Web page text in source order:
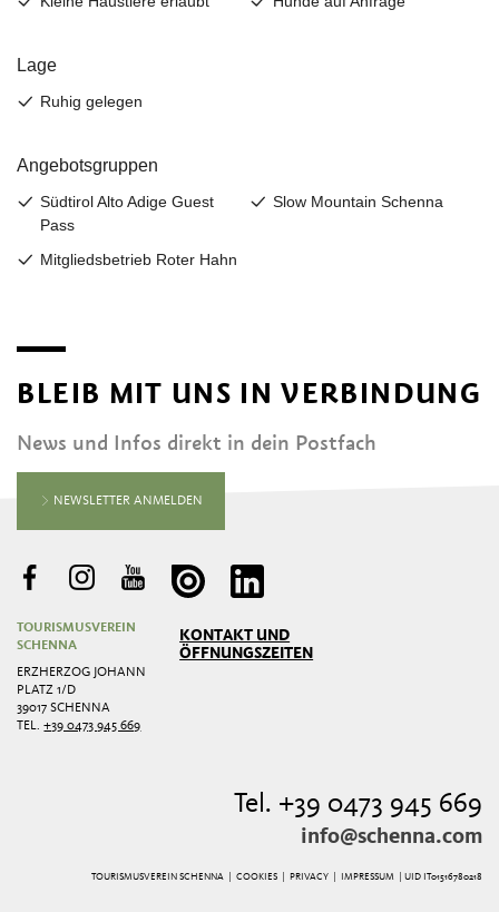
BLEIB MIT UNS IN VERBINDUNG
News und Infos direkt in dein Postfach
NEWSLETTER ANMELDEN
TOURISMUSVEREIN
SCHENNA
ERZHERZOG JOHANN
PLATZ 1/D
39017 SCHENNA
TEL.+39 0473 945 669
KONTAKT UND
ÖFFNUNGSZEITEN
Tel. +39 0473 945 669
info@schenna.com
TOURISMUSVEREIN SCHENNA | COOKIES| PRIVACY| IMPRESSUM | UID IT01516780218